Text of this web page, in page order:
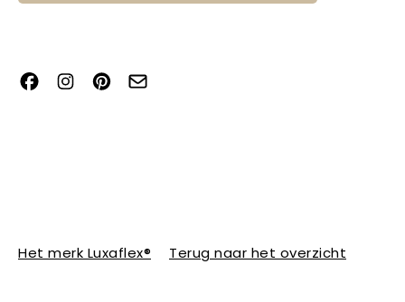
Het merk Luxaflex® Terug naar het overzicht